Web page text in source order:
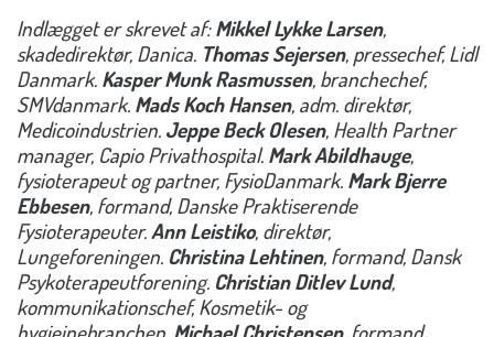
Indlægget er skrevet af: Mikkel Lykke Larsen,
skadedirektør, Danica. Thomas Sejersen, pressechef, Lidl
Danmark. Kasper Munk Rasmussen, branchechef,
SMVdanmark. Mads Koch Hansen, adm. direktør,
Medicoindustrien. Jeppe Beck Olesen, Health Partner
manager, Capio Privathospital. Mark Abildhauge,
fysioterapeut og partner, FysioDanmark. Mark Bjerre
Ebbesen, formand, Danske Praktiserende
Fysioterapeuter.Ann Leistiko, direktør,
Lungeforeningen. Christina Lehtinen, formand, Dansk
Psykoterapeutforening. Christian Ditlev Lund,
kommunikationschef, Kosmetik- og